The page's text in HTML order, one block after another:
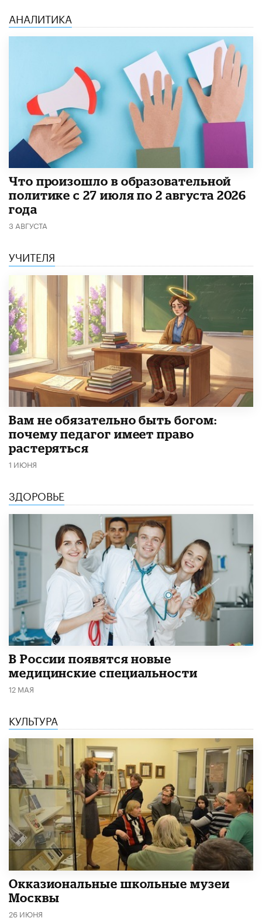
АНАЛИТИКА
​Что произошло в образовательной
политике с 27 июля по 2 августа 2026
года
3 АВГУСТА
УЧИТЕЛЯ
​Вам не обязательно быть богом:
почему педагог имеет право
растеряться
1 ИЮНЯ
ЗДОРОВЬЕ
В России появятся новые
медицинские специальности
12 МАЯ
КУЛЬТУРА
​Окказиональные школьные музеи
Москвы
26 ИЮНЯ